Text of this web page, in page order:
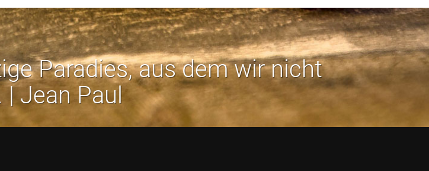
Paradies, aus dem wir nicht
Jean Paul